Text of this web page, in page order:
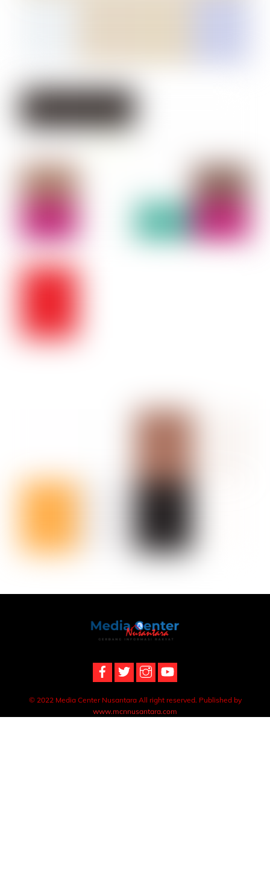
Back
To
© 2022 Media Center Nusantara All right reserved. Published by
www.mcnnusantara.com